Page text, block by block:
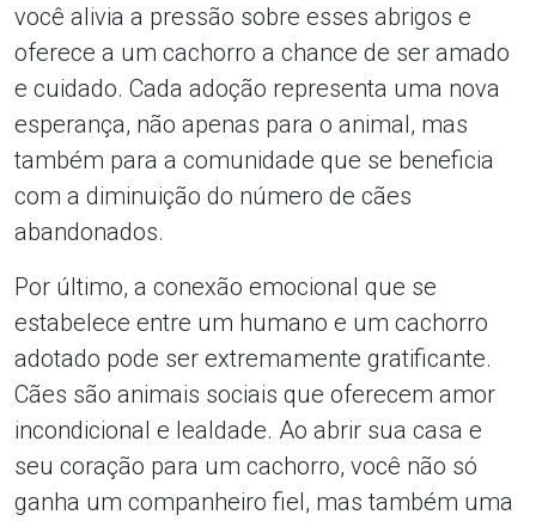
você alivia a pressão sobre esses abrigos e
oferece a um cachorro a chance de ser amado
e cuidado. Cada adoção representa uma nova
esperança, não apenas para o animal, mas
também para a comunidade que se beneficia
com a diminuição do número de cães
abandonados.
Por último, a conexão emocional que se
estabelece entre um humano e um cachorro
adotado pode ser extremamente gratificante.
Cães são animais sociais que oferecem amor
incondicional e lealdade. Ao abrir sua casa e
seu coração para um cachorro, você não só
ganha um companheiro fiel, mas também uma